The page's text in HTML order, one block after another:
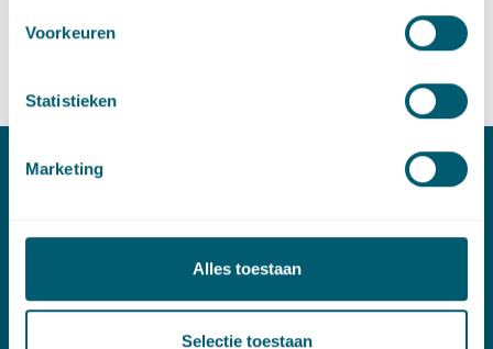
Voorkeuren
Statistieken
Marketing
Alles toestaan
Selectie toestaan
Stuur een e-mail naar Lianne Barnhoorn
lianne.barnhoorn@pelsrijcken.nl
T:+31 70 515 3000